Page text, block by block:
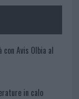
Avis Olbia al
in calo